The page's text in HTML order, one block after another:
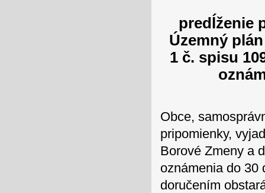
predĺženie
Územný
1 č. spisu
Obce,
pripomienky,
Borové Zmeny a
oznámenia do 30
doručením